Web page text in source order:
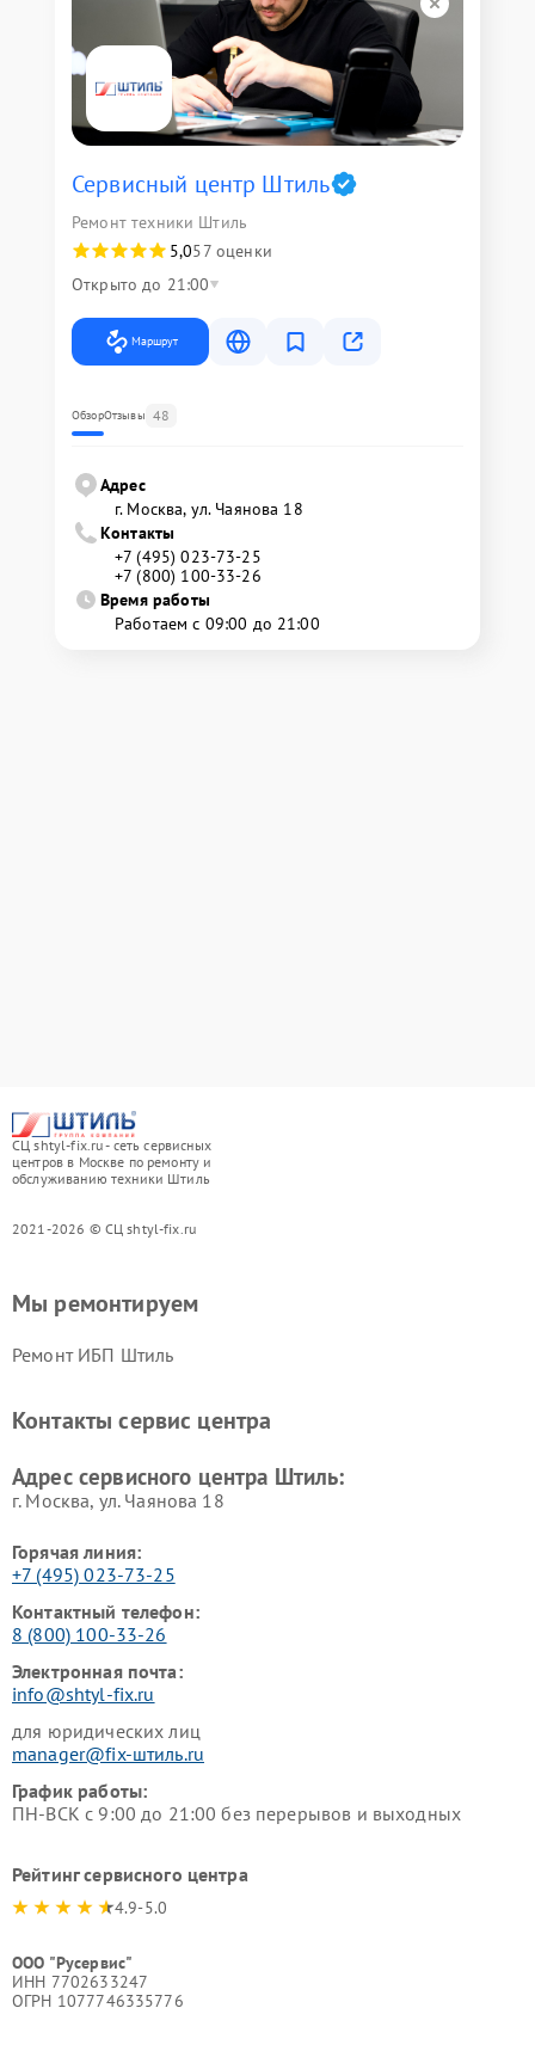
Сервисный центр Штиль
Ремонт техники Штиль
5,057 оценки
Открыто до 21:00
Маршрут
ОбзорОтзывы 48
Адрес
г. Москва, ул. Чаянова 18
Контакты
+7 (495) 023-73-25
+7 (800) 100-33-26
Время работы
Работаем с 09:00 до 21:00
СЦ shtyl-fix.ru - сеть сервисных
центров в Москве по ремонту и
обслуживанию техники Штиль
2021-2026 © СЦ shtyl-fix.ru
Мы ремонтируем
Ремонт ИБП Штиль
Контакты сервис центра
Адрес сервисного центра Штиль:
г. Москва, ул. Чаянова 18
Горячая линия:
+7 (495) 023-73-25
Контактный телефон:
8 (800) 100-33-26
Электронная почта:
info@shtyl-fix.ru
для юридических лиц
manager@fix-штиль.ru
График работы:
ПН-ВСК с 9:00 до 21:00 без перерывов и выходных
Рейтинг сервисного центра
4.9-5.0
ООО "Русервис"
ИНН 7702633247
ОГРН 1077746335776